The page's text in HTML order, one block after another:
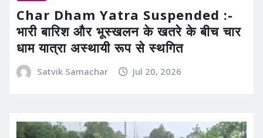
Char Dham Yatra Suspended :-
भारी बारिश और भूस्खलन के खतरे के बीच चार
धाम यात्रा अस्थायी रूप से स्थगित
Satvik Samachar Jul 20, 2026